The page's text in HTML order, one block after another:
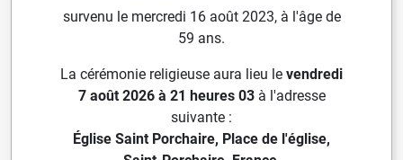
survenu le mercredi 16 août 2023, à l'âge de
59 ans.
La cérémonie religieuse aura lieu le vendredi
7 août 2026 à 21 heures 03à l'adresse
suivante :
Église Saint Porchaire, Place de l'église,